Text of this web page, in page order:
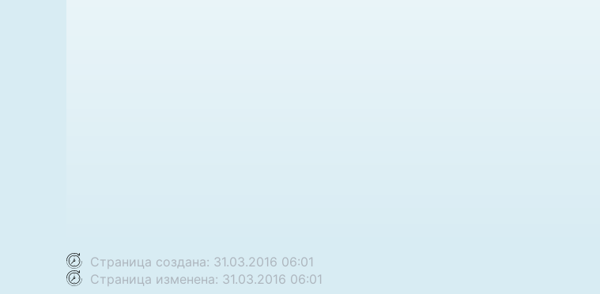
Страница создана: 31.03.2016 06:01
Страница изменена: 31.03.2016 06:01